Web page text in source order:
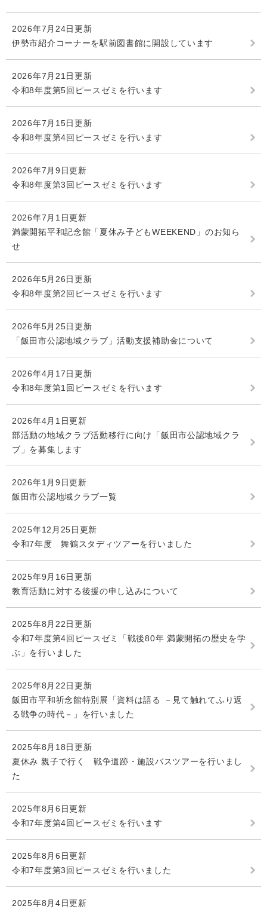
2026年7月24日更新
伊勢市紹介コーナーを駅前図書館に開設しています
2026年7月21日更新
令和8年度第5回ピースゼミを行います
2026年7月15日更新
令和8年度第4回ピースゼミを行います
2026年7月9日更新
令和8年度第3回ピースゼミを行います
2026年7月1日更新
満蒙開拓平和記念館「夏休み子どもWEEKEND」のお知ら
せ
2026年5月26日更新
令和8年度第2回ピースゼミを行います
2026年5月25日更新
「飯田市公認地域クラブ」活動支援補助金について
2026年4月17日更新
令和8年度第1回ピースゼミを行います
2026年4月1日更新
部活動の地域クラブ活動移行に向け「飯田市公認地域クラ
ブ」を募集します
2026年1月9日更新
飯田市公認地域クラブ一覧
2025年12月25日更新
令和7年度 舞鶴スタディツアーを行いました
2025年9月16日更新
教育活動に対する後援の申し込みについて
2025年8月22日更新
令和7年度第4回ピースゼミ「戦後80年 満蒙開拓の歴史を学
ぶ」を行いました
2025年8月22日更新
飯田市平和祈念館特別展「資料は語る －見て触れてふり返
る戦争の時代－」を行いました
2025年8月18日更新
夏休み 親子で行く 戦争遺跡・施設バスツアーを行いまし
た
2025年8月6日更新
令和7年度第4回ピースゼミを行います
2025年8月6日更新
令和7年度第3回ピースゼミを行いました
2025年8月4日更新